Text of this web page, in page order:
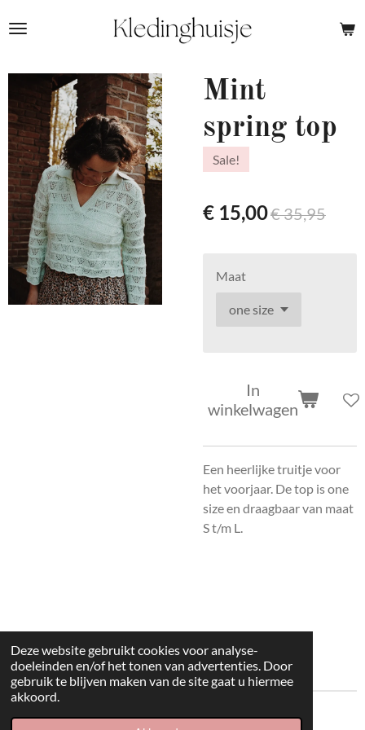
Deze website gebruikt cookies voor analyse-
doeleinden en/of het tonen van advertenties. Door
gebruik te blijven maken van de site gaat u hiermee
akkoord.
direct
de
hoofdinhoud
Mint
spring top
Sale!
€ 15,00€ 35,95
Maat
In
winkelwagen
Een heerlijke truitje voor
het voorjaar. De top is one
size en draagbaar van maat
S t/m L.
© 2022 kleding huisje